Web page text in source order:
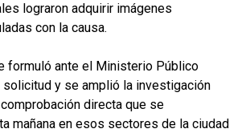
lograron adquirir imágenes
con la causa.
formuló ante el Ministerio Público
solicitud y se amplió la investigación
directa que se
mañana en esos sectores de la ciudad